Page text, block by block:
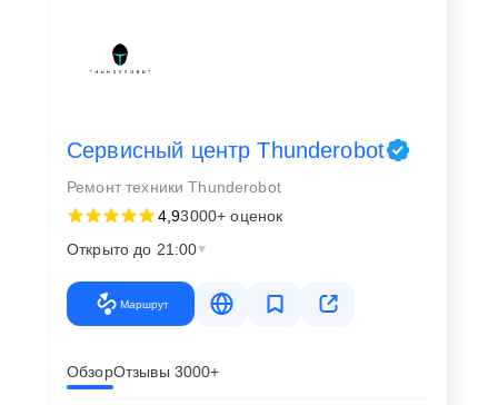
Сервисный центр Thunderobot
Ремонт техники Thunderobot
4,93000+ оценок
Открыто до 21:00
Маршрут
ОбзорОтзывы 3000+